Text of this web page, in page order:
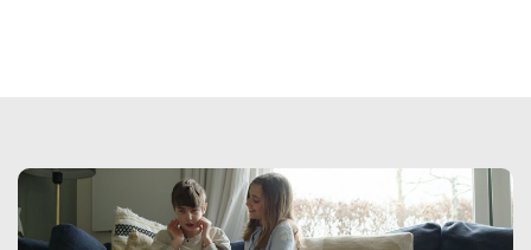
Direct door naar content